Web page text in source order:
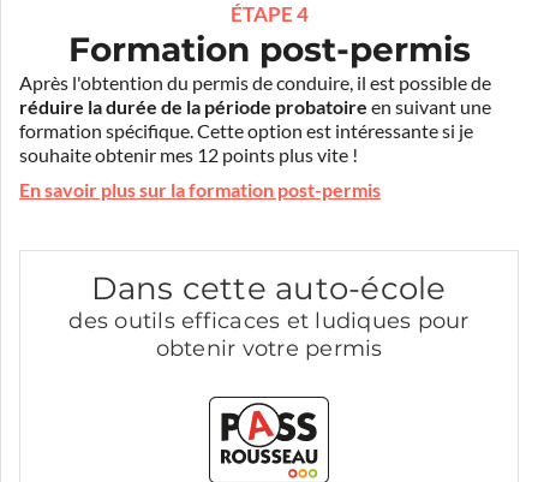
ÉTAPE 4
Formation post-permis
Après l'obtention du permis de conduire, il est possible de
réduire la durée de la période probatoire en suivant une
formation spécifique. Cette option est intéressante si je
souhaite obtenir mes 12 points plus vite !
En savoir plus sur la formation post-permis
Dans cette auto-école
des outils efficaces et ludiques pour
obtenir votre permis